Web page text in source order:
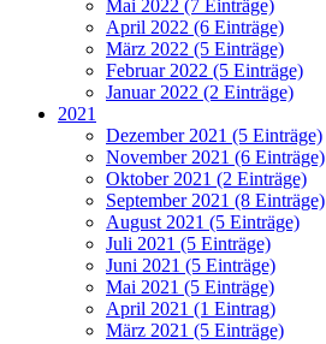
Mai 2022 (7 Einträge)
April 2022 (6 Einträge)
März 2022 (5 Einträge)
Februar 2022 (5 Einträge)
Januar 2022 (2 Einträge)
2021
Dezember 2021 (5 Einträge)
November 2021 (6 Einträge)
Oktober 2021 (2 Einträge)
September 2021 (8 Einträge)
August 2021 (5 Einträge)
Juli 2021 (5 Einträge)
Juni 2021 (5 Einträge)
Mai 2021 (5 Einträge)
April 2021 (1 Eintrag)
März 2021 (5 Einträge)